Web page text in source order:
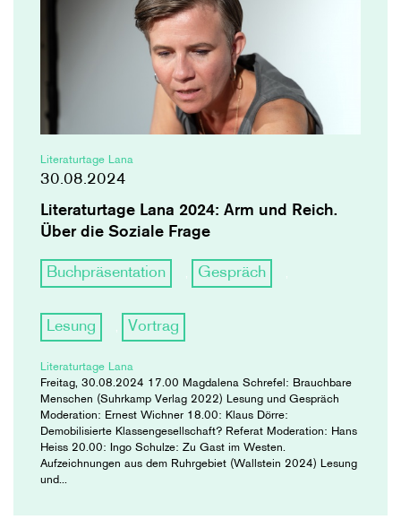
Literaturtage Lana
30.08.2024
Literaturtage Lana 2024: Arm und Reich.
Über die Soziale Frage
Buchpräsentation , Gespräch ,
Lesung , Vortrag
Literaturtage Lana
Freitag, 30.08.2024 17.00 Magdalena Schrefel: Brauchbare
Menschen (Suhrkamp Verlag 2022) Lesung und Gespräch
Moderation: Ernest Wichner 18.00: Klaus Dörre:
Demobilisierte Klassengesellschaft? Referat Moderation: Hans
Heiss 20.00: Ingo Schulze: Zu Gast im Westen.
Aufzeichnungen aus dem Ruhrgebiet (Wallstein 2024) Lesung
und...